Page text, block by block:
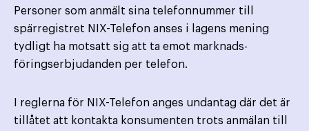
Personer som anmält sina telefonnummer till
spärregistret NIX-Telefon anses i lagens mening
tydligt ha motsatt sig att ta emot marknads­
föringserbjudanden per telefon.
I reglerna för NIX-Telefon anges undantag där det är
tillåtet att kontakta konsumenten trots anmälan till